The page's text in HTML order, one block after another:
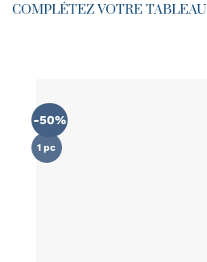
COMPLÉTEZ VOTRE TABLEAU
-50%
1 pc